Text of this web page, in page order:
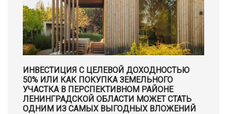
ИНВЕСТИЦИЯ С ЦЕЛЕВОЙ ДОХОДНОСТЬЮ
50% ИЛИ КАК ПОКУПКА ЗЕМЕЛЬНОГО
УЧАСТКА В ПЕРСПЕКТИВНОМ РАЙОНЕ
ЛЕНИНГРАДСКОЙ ОБЛАСТИ МОЖЕТ СТАТЬ
ОДНИМ ИЗ САМЫХ ВЫГОДНЫХ ВЛОЖЕНИЙ